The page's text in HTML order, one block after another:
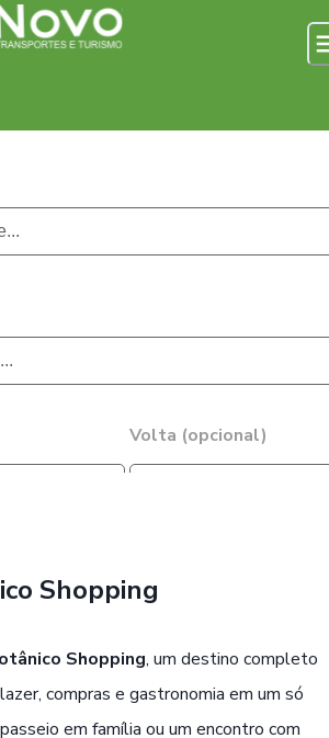
Volta (opcional)
Shopping
Shopping, um destino completo
compras e gastronomia em um só
em família ou um encontro com